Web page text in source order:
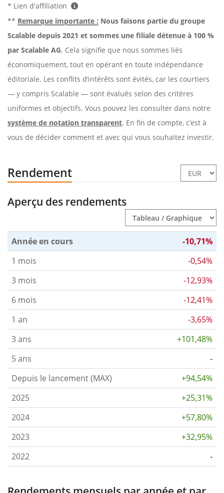
* Lien d'affiliation
** Remarque importante : Nous faisons partie du groupe
Scalable depuis 2021 et sommes une filiale détenue à 100 %
par Scalable AG. Cela signifie que nous sommes liés
économiquement, tout en opérant en toute indépendance
éditoriale. Les conflits d’intérêts sont évités, car les courtiers
— y compris Scalable — sont évalués selon des critères
uniformes et objectifs. Vous pouvez les consulter dans notre
système de notation transparent. En fin de compte, c’est à
vous de décider comment et avec qui vous souhaitez investir.
Rendement
Aperçu des rendements
Année en cours
-10,71%
1 mois
-0,54%
3 mois
-12,93%
6 mois
-12,41%
1 an
-3,65%
3 ans
+101,48%
5 ans
-
Depuis le lancement (MAX)
+94,54%
2025
+25,31%
2024
+57,80%
2023
+32,95%
2022
-